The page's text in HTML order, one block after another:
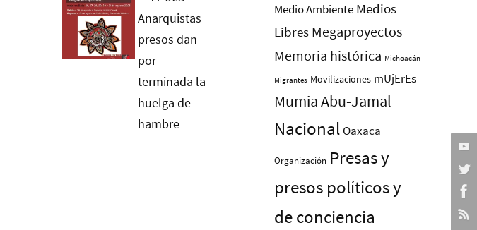
Medio Ambiente Medios
Libres Megaproyectos
Memoria histórica Michoacán
Migrantes Movilizaciones mUjErEs
Mumia Abu-Jamal
Nacional Oaxaca
Organización Presas y
presos polí­ticos y
de conciencia